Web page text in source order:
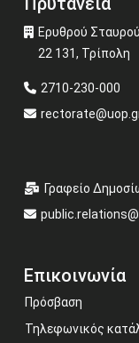
Ερυθρού
22 131, Τρίπολη
2710-230-000
Γραφείο
Επικοινωνία
Πρόσβαση
Τηλεφωνικός